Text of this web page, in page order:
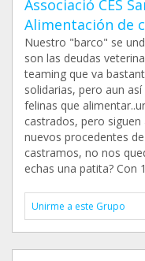
Associació CES
Alimentación de
Nuestro "barco" se
son las deudas
teaming que va
solidarias, pero aun
felinas que
castrados, pero
nuevos procedentes
castramos, no nos
echas una patita? Con
Unirme a este Grupo